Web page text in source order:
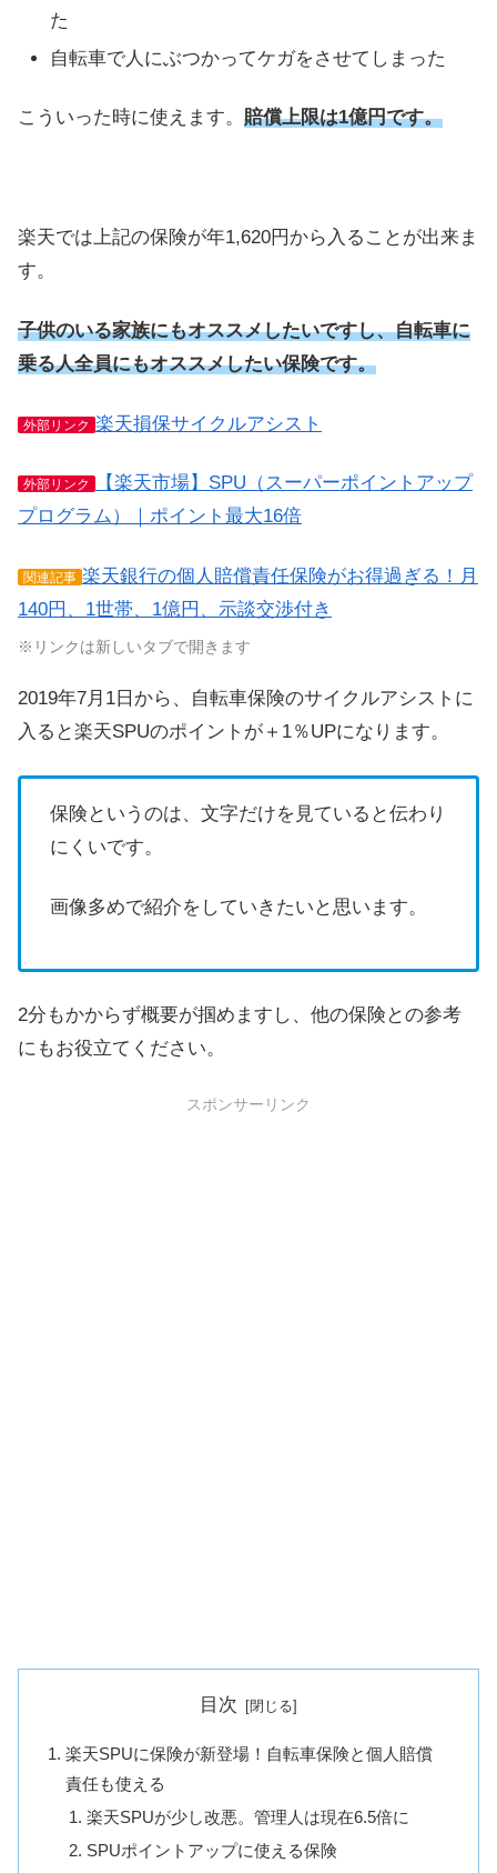
た
自転車で人にぶつかってケガをさせてしまった
こういった時に使えます。 賠償上限は1億円です。
楽天では上記の保険が年1,620円から入ることが出来ま
す。
子供のいる家族にもオススメしたいですし、自転車に
乗る人全員にもオススメしたい保険です。
外部リンク 楽天損保サイクルアシスト
外部リンク
【楽天市場】SPU（スーパーポイントアップ
プログラム）｜ポイント最大16倍
関連記事 楽天銀行の個人賠償責任保険がお得過ぎる！月
140円、1世帯、1億円、示談交渉付き
※リンクは新しいタブで開きます
2019年7月1日から、自転車保険のサイクルアシストに
入ると楽天SPUのポイントが＋1％UPになります。
保険というのは、文字だけを見ていると伝わり
にくいです。
画像多めで紹介をしていきたいと思います。
2分もかからず概要が掴めますし、他の保険との参考
にもお役立てください。
スポンサーリンク
目次
楽天SPUに保険が新登場！自転車保険と個人賠償
責任も使える
楽天SPUが少し改悪。管理人は現在6.5倍に
SPUポイントアップに使える保険